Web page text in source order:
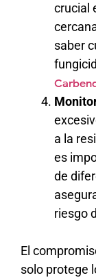
crucial
saber
a la
es
de
riesgo
El
solo protege